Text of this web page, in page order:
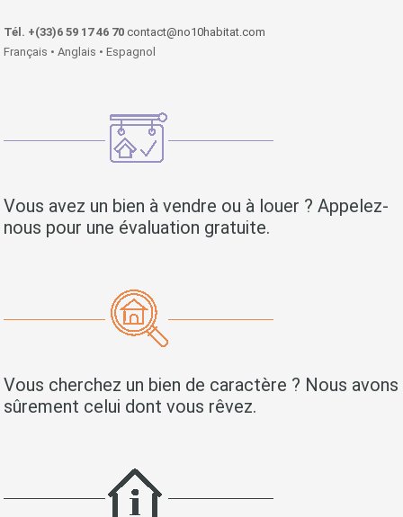
Tél. +(33)6 59 17 46 70 contact@no10habitat.com
Français • Anglais • Espagnol
Vous avez un bien à vendre ou à louer ? Appelez-
nous pour une évaluation gratuite.
Vous cherchez un bien de caractère ? Nous avons
sûrement celui dont vous rêvez.